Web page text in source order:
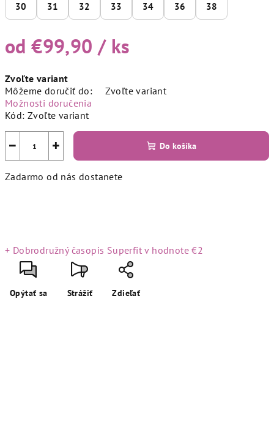
30 31 32 33 34 36 38
od€99,90 / ks
cena:
Zvoľte variant
Môžeme doručiť do:
Zvoľte variant
Možnosti doručenia
Kód: Zvoľte variant
+
− Do košíka
Zadarmo od nás dostanete
+ Dobrodružný časopis Superfitv hodnote €2
Opýtať sa Strážiť Zdieľať